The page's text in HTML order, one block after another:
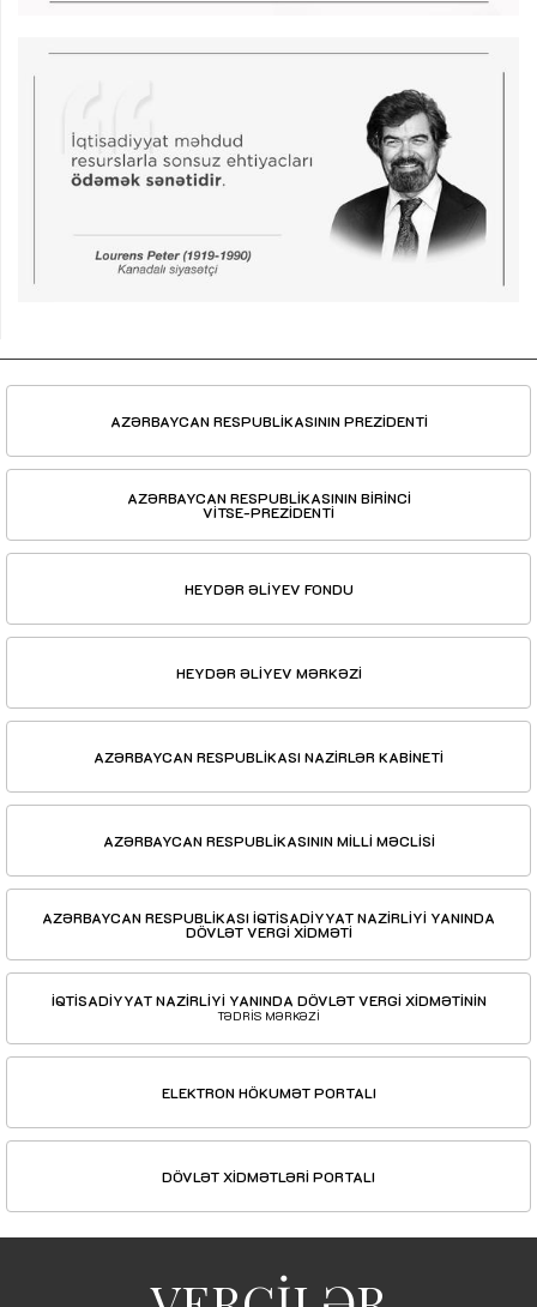
AZƏRBAYCAN RESPUBLİKASININ PREZİDENTİ
AZƏRBAYCAN RESPUBLİKASININ BİRİNCİ
VİTSE-PREZİDENTİ
HEYDƏR ƏLİYEV FONDU
HEYDƏR ƏLİYEV MƏRKƏZİ
AZƏRBAYCAN RESPUBLİKASI NAZİRLƏR KABİNETİ
AZƏRBAYCAN RESPUBLİKASININ MİLLİ MƏCLİSİ
AZƏRBAYCAN RESPUBLİKASI İQTİSADİYYAT NAZİRLİYİ YANINDA
DÖVLƏT VERGİ XİDMƏTİ
İQTİSADİYYAT NAZİRLİYİ YANINDA DÖVLƏT VERGİ XİDMƏTİNİN
TƏDRİS MƏRKƏZİ
ELEKTRON HÖKUMƏT PORTALI
DÖVLƏT XİDMƏTLƏRİ PORTALI